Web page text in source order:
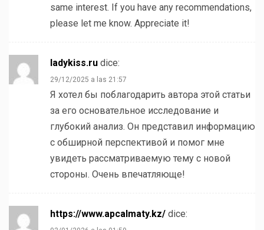
same interest. If you have any recommendations,
please let me know. Appreciate it!
ladykiss.ru dice:
29/12/2025 a las 21:57
Я хотел бы поблагодарить автора этой статьи
за его основательное исследование и
глубокий анализ. Он представил информацию
с обширной перспективой и помог мне
увидеть рассматриваемую тему с новой
стороны. Очень впечатляюще!
https://www.apcalmaty.kz/ dice: